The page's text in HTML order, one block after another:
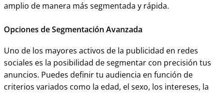
amplio de manera más segmentada y rápida.
Opciones de Segmentación Avanzada
Uno de los mayores activos de la publicidad en redes
sociales es la posibilidad de segmentar con precisión tus
anuncios. Puedes definir tu audiencia en función de
criterios variados como la edad, el sexo, los intereses, la